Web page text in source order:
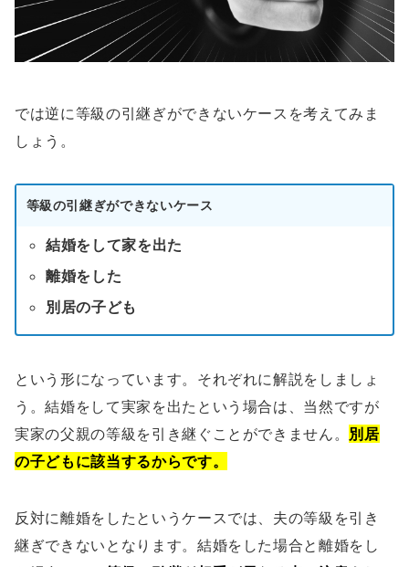
では逆に等級の引継ぎができないケースを考えてみま
しょう。
等級の引継ぎができないケース
結婚をして家を出た
離婚をした
別居の子ども
という形になっています。それぞれに解説をしましょ
う。結婚をして実家を出たという場合は、当然ですが
実家の父親の等級を引き継ぐことができません。 別居
の子どもに該当するからです。
反対に離婚をしたというケースでは、夫の等級を引き
継ぎできないとなります。結婚をした場合と離婚をし